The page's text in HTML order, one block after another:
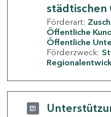
städtischen
Förderart:
Öffentliche
Öffentliche
Förderzweck: